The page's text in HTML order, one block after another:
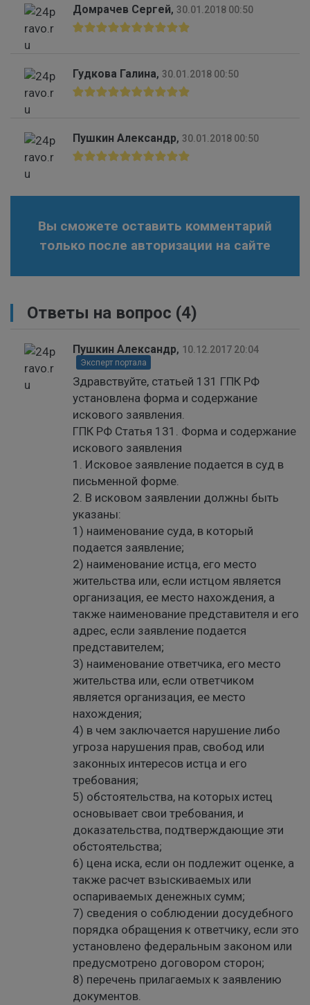
Домрачев Сергей, 30.01.2018 00:50
Гудкова Галина, 30.01.2018 00:50
Пушкин Александр, 30.01.2018 00:50
Вы сможете оставить комментарий
только после авторизации на сайте
Ответы на вопрос (4)
Пушкин Александр, 10.12.2017 20:04
Эксперт портала
Здравствуйте, статьей 131 ГПК РФ
установлена форма и содержание
искового заявления.
ГПК РФ Статья 131. Форма и содержание
искового заявления
1. Исковое заявление подается в суд в
письменной форме.
2. В исковом заявлении должны быть
указаны:
1) наименование суда, в который
подается заявление;
2) наименование истца, его место
жительства или, если истцом является
организация, ее место нахождения, а
также наименование представителя и его
адрес, если заявление подается
представителем;
3) наименование ответчика, его место
жительства или, если ответчиком
является организация, ее место
нахождения;
4) в чем заключается нарушение либо
угроза нарушения прав, свобод или
законных интересов истца и его
требования;
5) обстоятельства, на которых истец
основывает свои требования, и
доказательства, подтверждающие эти
обстоятельства;
6) цена иска, если он подлежит оценке, а
также расчет взыскиваемых или
оспариваемых денежных сумм;
7) сведения о соблюдении досудебного
порядка обращения к ответчику, если это
установлено федеральным законом или
предусмотрено договором сторон;
8) перечень прилагаемых к заявлению
документов.